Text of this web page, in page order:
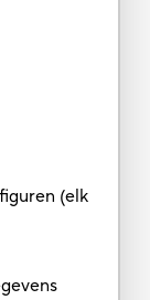
(elk